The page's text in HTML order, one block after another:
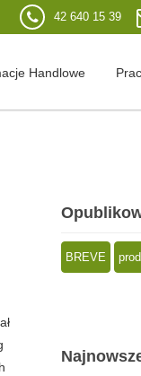
42 640 15 39
Handlowe
BREVE